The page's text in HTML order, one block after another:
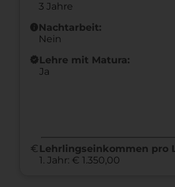
3 Jahre
infoNachtarbeit:
Nein
new_releasesLehre mit Matura:
Ja
euro Lehrlingseinkommen pro
1. Jahr: € 1.350,00